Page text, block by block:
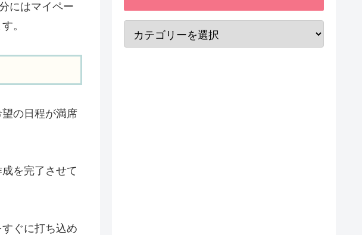
にはマイペー
。
の日程が満席
を完了させて
ぐに打ち込め